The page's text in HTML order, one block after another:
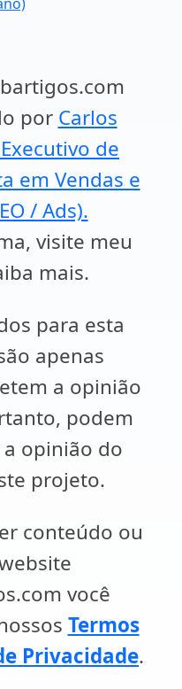
por Carlos
de
em Vendas e
/ Ads).
visite meu
mais.
para esta
apenas
a opinião
podem
opinião do
projeto.
conteúdo ou
você
Termos
Privacidade.